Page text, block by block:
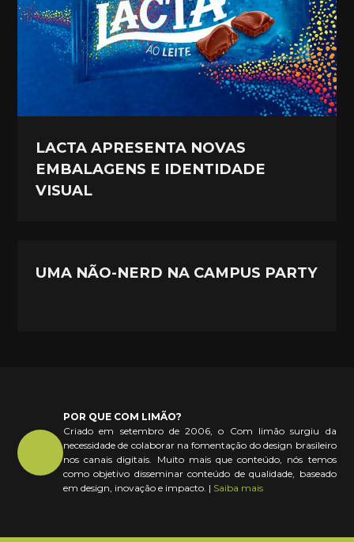
LACTA APRESENTA NOVAS
EMBALAGENS E IDENTIDADE
VISUAL
UMA NÃO-NERD NA CAMPUS PARTY
POR QUE COM LIMÃO?
Criado em setembro de 2006, o Com limão surgiu da
necessidade de colaborar na fomentação do design brasileiro
nos canais digitais. Muito mais que conteúdo, nós temos
como objetivo disseminar conteúdo de qualidade, baseado
em design, inovação e impacto. | Saiba mais